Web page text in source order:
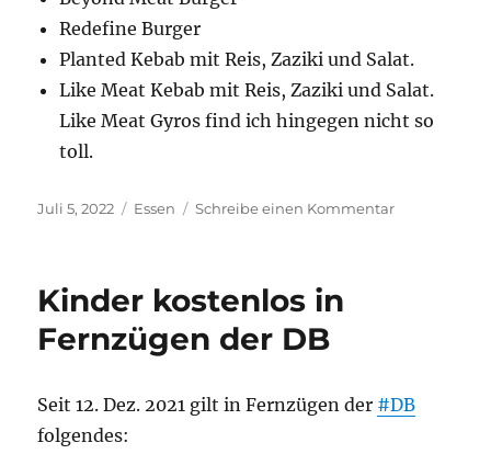
Redefine Burger
Planted Kebab mit Reis, Zaziki und Salat.
Like Meat Kebab mit Reis, Zaziki und Salat.
Like Meat Gyros find ich hingegen nicht so
toll.
Veröffentlicht
Juli 5, 2022 Kategorien
Essen Schreibe einen Kommentarzu
Kinder kostenlos in
Fernzügen der DB
Seit 12. Dez. 2021 gilt in Fernzügen der #DB
folgendes: